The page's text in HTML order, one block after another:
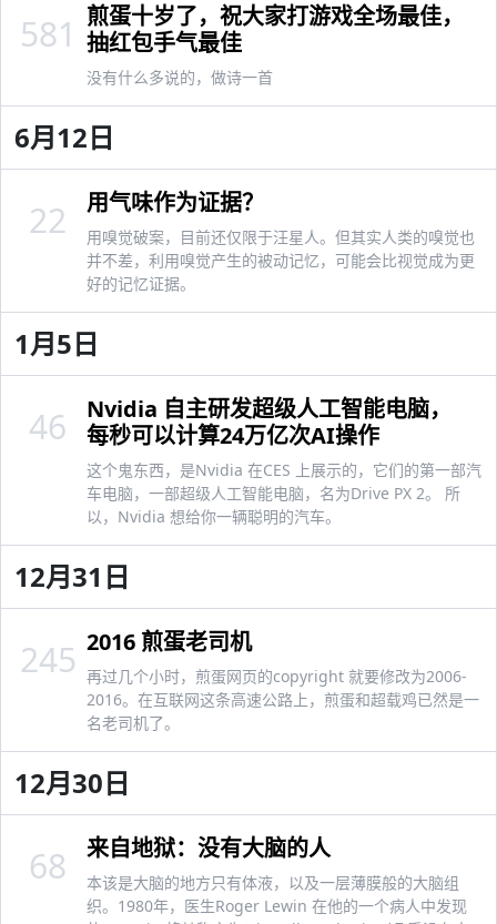
煎蛋十岁了，祝大家打游戏全场最佳，
抽红包手气最佳
没有什么多说的，做诗一首
581
6月12日
用气味作为证据？
用嗅觉破案，目前还仅限于汪星人。但其实人类的嗅觉也
并不差，利用嗅觉产生的被动记忆，可能会比视觉成为更
好的记忆证据。
22
1月5日
Nvidia 自主研发超级人工智能电脑，
每秒可以计算24万亿次AI操作
这个鬼东西，是Nvidia 在CES 上展示的，它们的第一部汽
车电脑，一部超级人工智能电脑，名为Drive PX 2。 所
以，Nvidia 想给你一辆聪明的汽车。
46
12月31日
2016 煎蛋老司机
再过几个小时，煎蛋网页的copyright 就要修改为2006-
2016。在互联网这条高速公路上，煎蛋和超载鸡已然是一
名老司机了。
245
12月30日
来自地狱：没有大脑的人
本该是大脑的地方只有体液，以及一层薄膜般的大脑组
织。1980年，医生Roger Lewin 在他的一个病人中发现
68